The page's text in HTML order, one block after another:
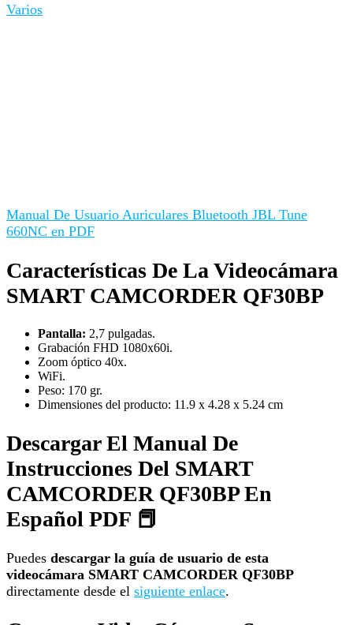
Varios
Manual De Usuario Auriculares Bluetooth JBL Tune
660NC en PDF
Características De La Videocámara
SMART CAMCORDER QF30BP
Pantalla: 2,7 pulgadas.
Grabación FHD 1080x60i.
Zoom óptico 40x.
WiFi.
Peso: 170 gr.
Dimensiones del producto: 11.9 x 4.28 x 5.24 cm
Descargar El Manual De
Instrucciones Del SMART
CAMCORDER QF30BP En
Español PDF 📕
Puedes descargar la guía de usuario de esta
videocámara SMART CAMCORDER QF30BP
directamente desde el siguiente enlace.